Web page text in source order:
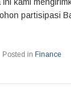
partisipasi
Posted in Finance